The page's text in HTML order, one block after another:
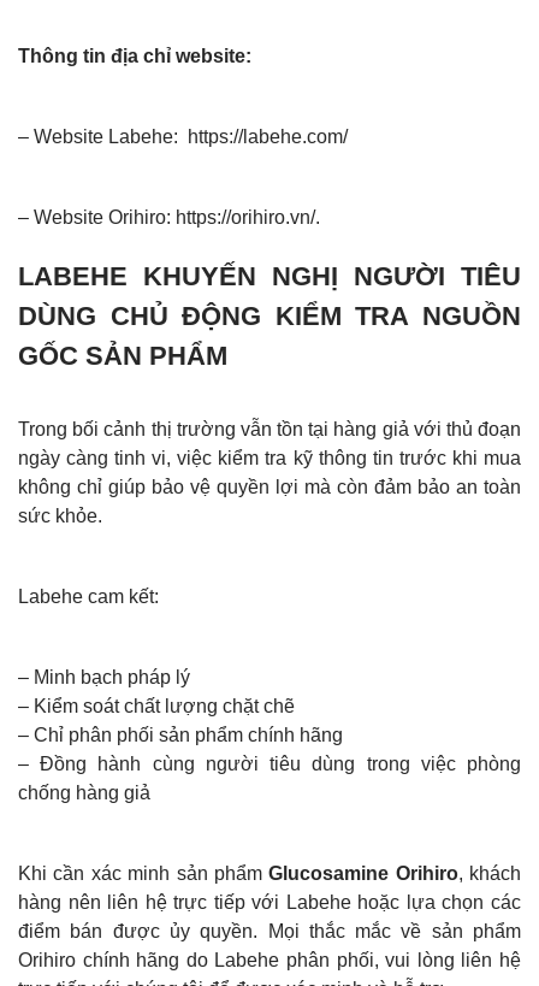
Thông tin địa chỉ website:
– Website Labehe: https://labehe.com/
– Website Orihiro: https://orihiro.vn/.
LABEHE KHUYẾN NGHỊ NGƯỜI TIÊU
DÙNG CHỦ ĐỘNG KIỂM TRA NGUỒN
GỐC SẢN PHẨM
Trong bối cảnh thị trường vẫn tồn tại hàng giả với thủ đoạn
ngày càng tinh vi, việc kiểm tra kỹ thông tin trước khi mua
không chỉ giúp bảo vệ quyền lợi mà còn đảm bảo an toàn
sức khỏe.
Labehe cam kết:
– Minh bạch pháp lý
– Kiểm soát chất lượng chặt chẽ
– Chỉ phân phối sản phẩm chính hãng
– Đồng hành cùng người tiêu dùng trong việc phòng
chống hàng giả
Khi cần xác minh sản phẩmGlucosamine Orihiro, khách
hàng nên liên hệ trực tiếp với Labehe hoặc lựa chọn các
điểm bán được ủy quyền. Mọi thắc mắc về sản phẩm
Orihiro chính hãng do Labehe phân phối, vui lòng liên hệ